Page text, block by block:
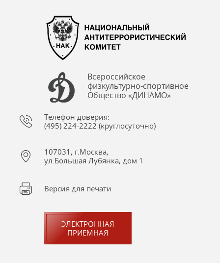
Всероссийское
физкультурно-спортивное
Общество «ДИНАМО»
Телефон доверия:
(495) 224-2222 (круглосуточно)
107031, г.Москва,
ул.Большая Лубянка, дом 1
Версия для печати
ЭЛЕКТРОННАЯ
ПРИЕМНАЯ